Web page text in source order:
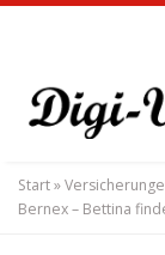
main
content
Start»
Bernex – Bettina